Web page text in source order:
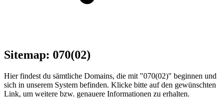
Sitemap: 070(02)
Hier findest du sämtliche Domains, die mit "070(02)" beginnen und
sich in unserem System befinden. Klicke bitte auf den gewünschten
Link, um weitere bzw. genauere Informationen zu erhalten.